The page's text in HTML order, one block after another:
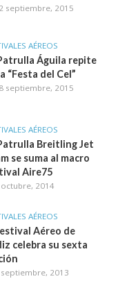
septiembre, 2015
AÉREOS
Águila repite
“Festa del Cel”
septiembre, 2015
AÉREOS
Breitling Jet
se suma al macro
Aire75
octubre, 2014
AÉREOS
Aéreo de
celebra su sexta
septiembre, 2013